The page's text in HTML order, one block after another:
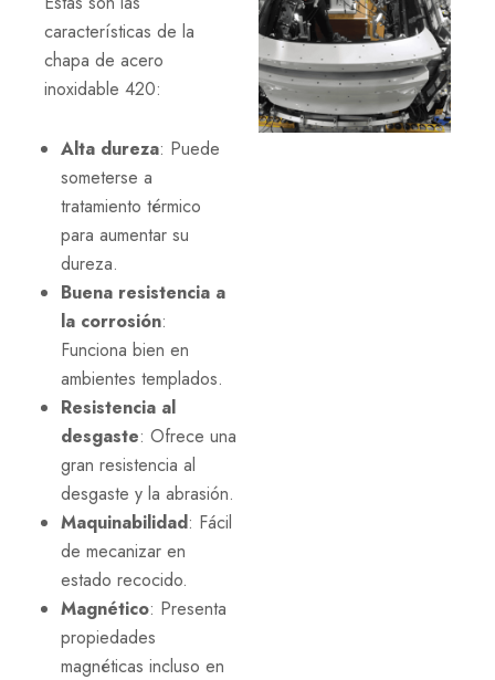
características de la
chapa de acero
inoxidable 420:
Alta dureza: Puede
someterse a
tratamiento térmico
para aumentar su
dureza.
Buena resistencia a
la corrosión:
Funciona bien en
ambientes templados.
Resistencia al
desgaste: Ofrece una
gran resistencia al
desgaste y la abrasión.
Maquinabilidad: Fácil
de mecanizar en
estado recocido.
Magnético: Presenta
propiedades
magnéticas incluso en